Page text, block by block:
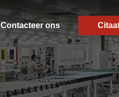
Contacteer ons